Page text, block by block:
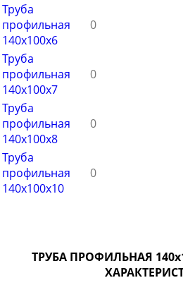
Труба профильная 150х100
Труба профильная 160х100
Труба профильная 160х140
Труба профильная 180х60
Труба профильная 180х80
Труба профильная 180х100
Труба профильная 180х140
Труба профильная 200х100
Труба
профильная
140х100х6
Труба
профильная
140х100х7
Труба
профильная
140х100х8
Труба
профильная
140х100х10
ТРУБА ПРОФИЛЬНАЯ